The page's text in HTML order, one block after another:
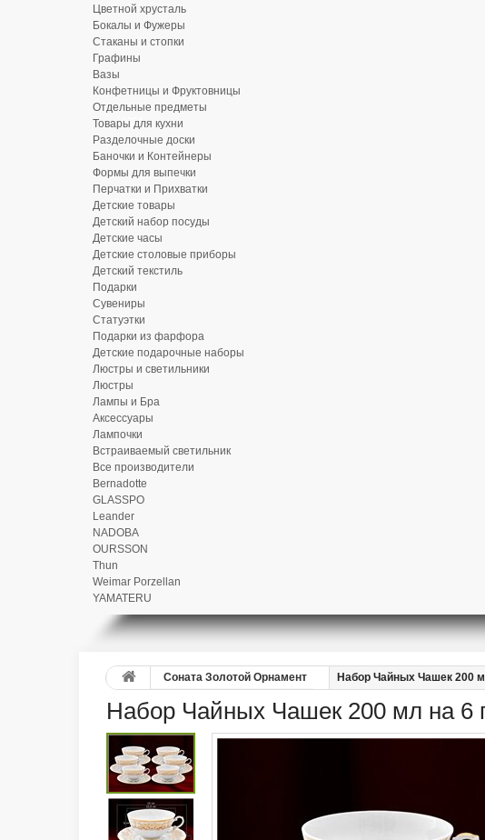
Цветной хрусталь
Бокалы и Фужеры
Стаканы и стопки
Графины
Вазы
Конфетницы и Фруктовницы
Отдельные предметы
Товары для кухни
Разделочные доски
Баночки и Контейнеры
Формы для выпечки
Перчатки и Прихватки
Детские товары
Детский набор посуды
Детские часы
Детские столовые приборы
Детский текстиль
Подарки
Сувениры
Статуэтки
Подарки из фарфора
Детские подарочные наборы
Люстры и светильники
Люстры
Лампы и Бра
Аксессуары
Лампочки
Встраиваемый светильник
Все производители
Bernadotte
GLASSPO
Leander
NADOBA
OURSSON
Thun
Weimar Porzellan
YAMATERU
Соната Золотой Орнамент Набор Чайных Чашек 200
Набор Чайных Чашек 200 мл на 6